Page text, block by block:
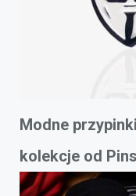
Modne
kolekcje od